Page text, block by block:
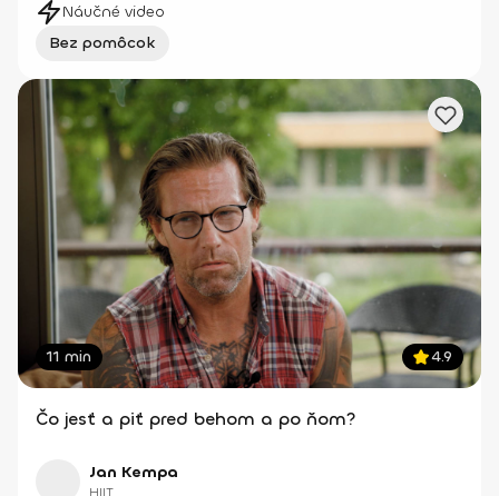
Náučné video
Bez pomôcok
11 min 4.9
Čo jesť a piť pred behom a po ňom?
Jan Kempa
HIIT